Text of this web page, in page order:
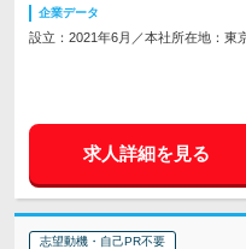
企業データ
設立：2021年6月／本社所在地：東
求人詳細を見る
志望動機・自己PR不要